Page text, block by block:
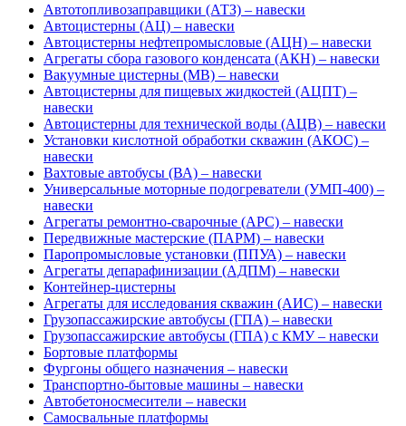
Автотопливозаправщики (АТЗ) – навески
Автоцистерны (АЦ) – навески
Автоцистерны нефтепромысловые (АЦН) – навески
Агрегаты сбора газового конденсата (АКН) – навески
Вакуумные цистерны (МВ) – навески
Автоцистерны для пищевых жидкостей (АЦПТ) –
навески
Автоцистерны для технической воды (АЦВ) – навески
Установки кислотной обработки скважин (АКОС) –
навески
Вахтовые автобусы (ВА) – навески
Универсальные моторные подогреватели (УМП-400) –
навески
Агрегаты ремонтно-сварочные (АРС) – навески
Передвижные мастерские (ПАРМ) – навески
Паропромысловые установки (ППУА) – навески
Агрегаты депарафинизации (АДПМ) – навески
Контейнер-цистерны
Агрегаты для исследования скважин (АИС) – навески
Грузопассажирские автобусы (ГПА) – навески
Грузопассажирские автобусы (ГПА) с КМУ – навески
Бортовые платформы
Фургоны общего назначения – навески
Транспортно-бытовые машины – навески
Автобетоносмесители – навески
Самосвальные платформы